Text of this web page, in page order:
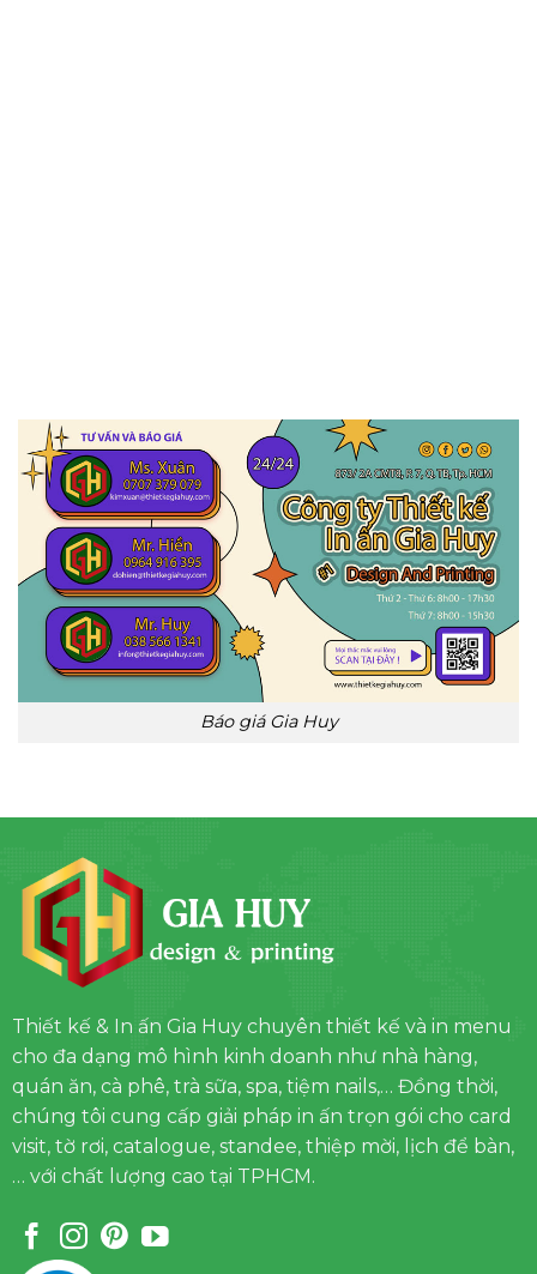
Báo giá Gia Huy
Thiết kế & In ấn Gia Huy chuyên thiết kế và in menu
cho đa dạng mô hình kinh doanh như nhà hàng,
quán ăn, cà phê, trà sữa, spa, tiệm nails,… Đồng thời,
chúng tôi cung cấp giải pháp in ấn trọn gói cho card
visit, tờ rơi, catalogue, standee, thiệp mời, lịch để bàn,
… với chất lượng cao tại TPHCM.